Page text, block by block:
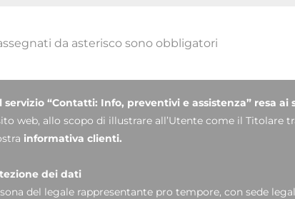
da asterisco sono obbligatori
“Contatti: Info, preventivi e assistenza” resa ai
web, allo scopo di illustrare all’Utente come il
informativa clienti.
dei dati
del legale rappresentante pro tempore, con sede